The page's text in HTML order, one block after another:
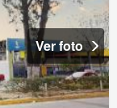
Ver foto